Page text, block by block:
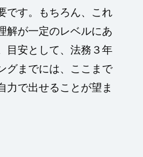
です。もちろん、これ
解が一定のレベルにあ
目安として、法務３年
グまでには、ここまで
力で出せることが望ま